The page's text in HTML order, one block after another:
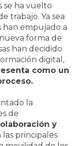
se ha vuelto
trabajo. Ya sea
han empujado a
forma de
han decidido
digital,
como un
la
de
y
las principales